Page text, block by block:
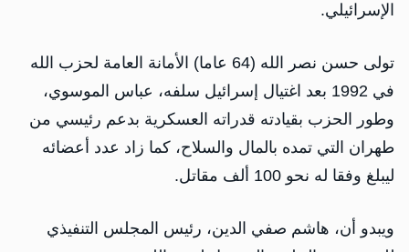
الإسرائيلي.
تولى حسن نصر الله (64 عاما) الأمانة العامة لحزب الله
في 1992 بعد اغتيال إسرائيل سلفه، عباس الموسوي،
وطور الحزب بقيادته قدراته العسكرية بدعم رئيسي من
طهران التي تمده بالمال والسلاح، كما زاد عدد أعضائه
ليبلغ وفقا له نحو 100 ألف مقاتل.
ويبدو أن، هاشم صفي الدين، رئيس المجلس التنفيذي